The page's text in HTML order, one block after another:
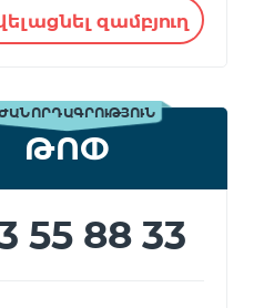
զամբյուղ
ԹՈՓ
55 88 33